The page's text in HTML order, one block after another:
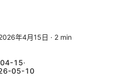
年4月15日 · 2 min
15·
05-10